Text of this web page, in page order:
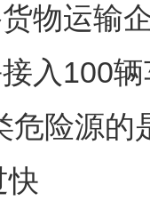
物运输
接入100
危险源的
快